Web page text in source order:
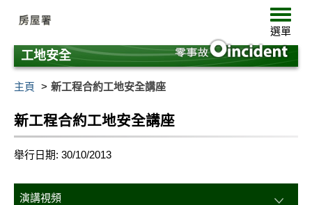
要
內
選
單
選單
工地安全
主頁 新工程合約工地安全講座
新工程合約工地安全講座
舉行日期: 30/10/2013
演講視頻